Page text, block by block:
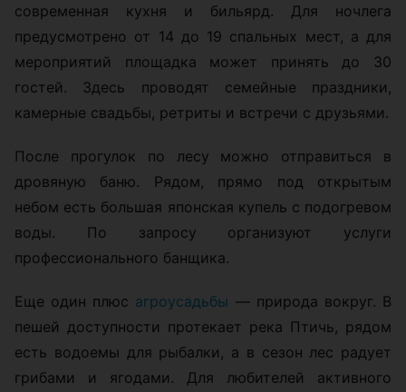
современная кухня и бильярд. Для ночлега
предусмотрено от 14 до 19 спальных мест, а для
мероприятий площадка может принять до 30
гостей. Здесь проводят семейные праздники,
камерные свадьбы, ретриты и встречи с друзьями.
После прогулок по лесу можно отправиться в
дровяную баню. Рядом, прямо под открытым
небом есть большая японская купель с подогревом
воды. По запросу организуют услуги
профессионального банщика.
Еще один плюс агроусадьбы — природа вокруг. В
пешей доступности протекает река Птичь, рядом
есть водоемы для рыбалки, а в сезон лес радует
грибами и ягодами. Для любителей активного